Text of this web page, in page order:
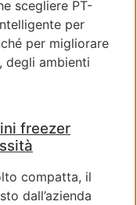
scegliere PT-
per
per migliorare
degli ambienti
freezer
compatta, il
dall’azienda